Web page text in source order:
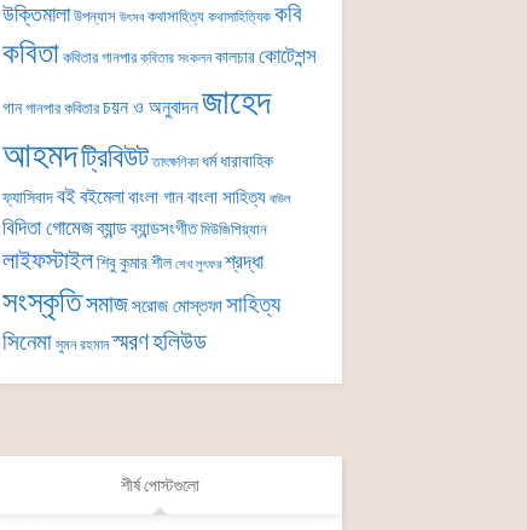
উক্তিমালা উপন্যাস উৎসব কথাসাহিত্য কথাসাহিত্যিক কবি
কবিতা কবিতার গানপার কবিতার সংকলন কালচারকোটেশন্স
গান গানপার কবিতার চয়ন ও অনুবাদনজাহেদ
আহমদট্রিবিউট তাৎক্ষণিকা ধর্ম ধারাবাহিক
ফ্যাসিবাদবইবইমেলাবাংলা গানবাংলা সাহিত্য বাউল
বিদিতা গোমেজব্যান্ডব্যান্ডসংগীত মিউজিশিয়্যান
লাইফস্টাইলশিবু কুমার শীল শেখ লুৎফর শ্রদ্ধা
সংস্কৃতিসমাজসরোজ মোস্তফাসাহিত্য
সিনেমা সুমন রহমান স্মরণহলিউড
শীর্ষ পোস্টগুলো